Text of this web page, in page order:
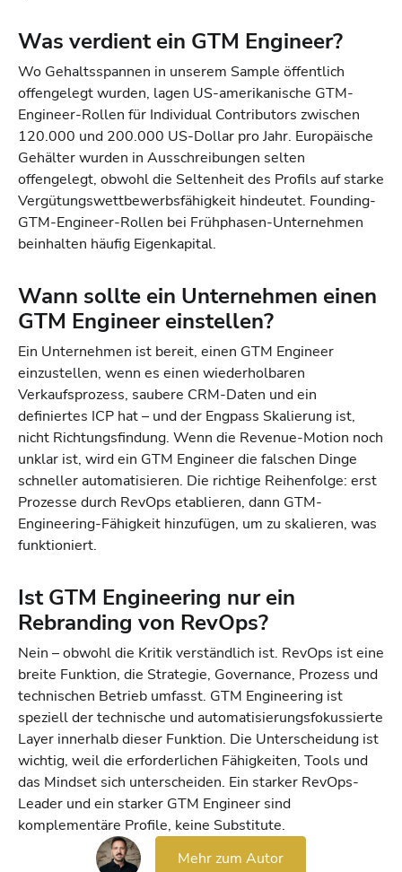
Was verdient ein GTM Engineer?
Wo Gehaltsspannen in unserem Sample öffentlich
offengelegt wurden, lagen US-amerikanische GTM-
Engineer-Rollen für Individual Contributors zwischen
120.000 und 200.000 US-Dollar pro Jahr. Europäische
Gehälter wurden in Ausschreibungen selten
offengelegt, obwohl die Seltenheit des Profils auf starke
Vergütungswettbewerbsfähigkeit hindeutet. Founding-
GTM-Engineer-Rollen bei Frühphasen-Unternehmen
beinhalten häufig Eigenkapital.
Wann sollte ein Unternehmen einen
GTM Engineer einstellen?
Ein Unternehmen ist bereit, einen GTM Engineer
einzustellen, wenn es einen wiederholbaren
Verkaufsprozess, saubere CRM-Daten und ein
definiertes ICP hat – und der Engpass Skalierung ist,
nicht Richtungsfindung. Wenn die Revenue-Motion noch
unklar ist, wird ein GTM Engineer die falschen Dinge
schneller automatisieren. Die richtige Reihenfolge: erst
Prozesse durch RevOps etablieren, dann GTM-
Engineering-Fähigkeit hinzufügen, um zu skalieren, was
funktioniert.
Ist GTM Engineering nur ein
Rebranding von RevOps?
Nein – obwohl die Kritik verständlich ist. RevOps ist eine
breite Funktion, die Strategie, Governance, Prozess und
technischen Betrieb umfasst. GTM Engineering ist
speziell der technische und automatisierungsfokussierte
Layer innerhalb dieser Funktion. Die Unterscheidung ist
wichtig, weil die erforderlichen Fähigkeiten, Tools und
das Mindset sich unterscheiden. Ein starker RevOps-
Leader und ein starker GTM Engineer sind
komplementäre Profile, keine Substitute.
Mehr zum Autor